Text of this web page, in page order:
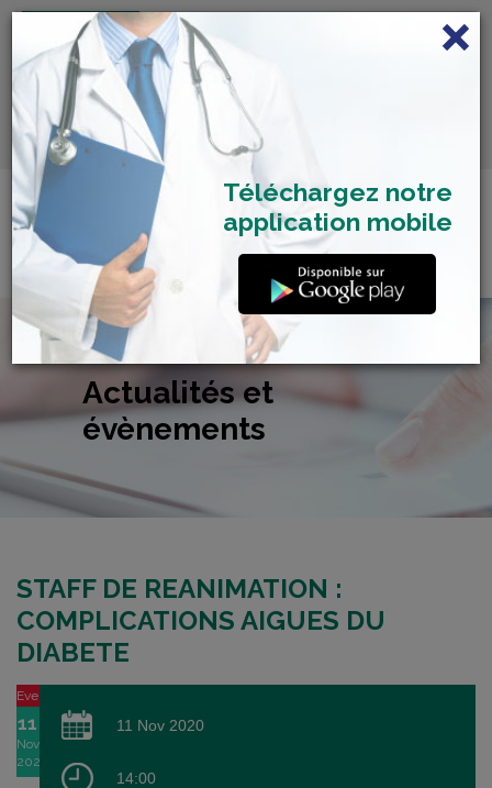
FRANÇAIS
Centre de Check-up Bilan
Santé
Actualités et
évènements
STAFF DE REANIMATION :
COMPLICATIONS AIGUES DU
DIABETE
Event
11
Nov
2020
11 Nov 2020
14:00
Téléchargez notre
application mobile